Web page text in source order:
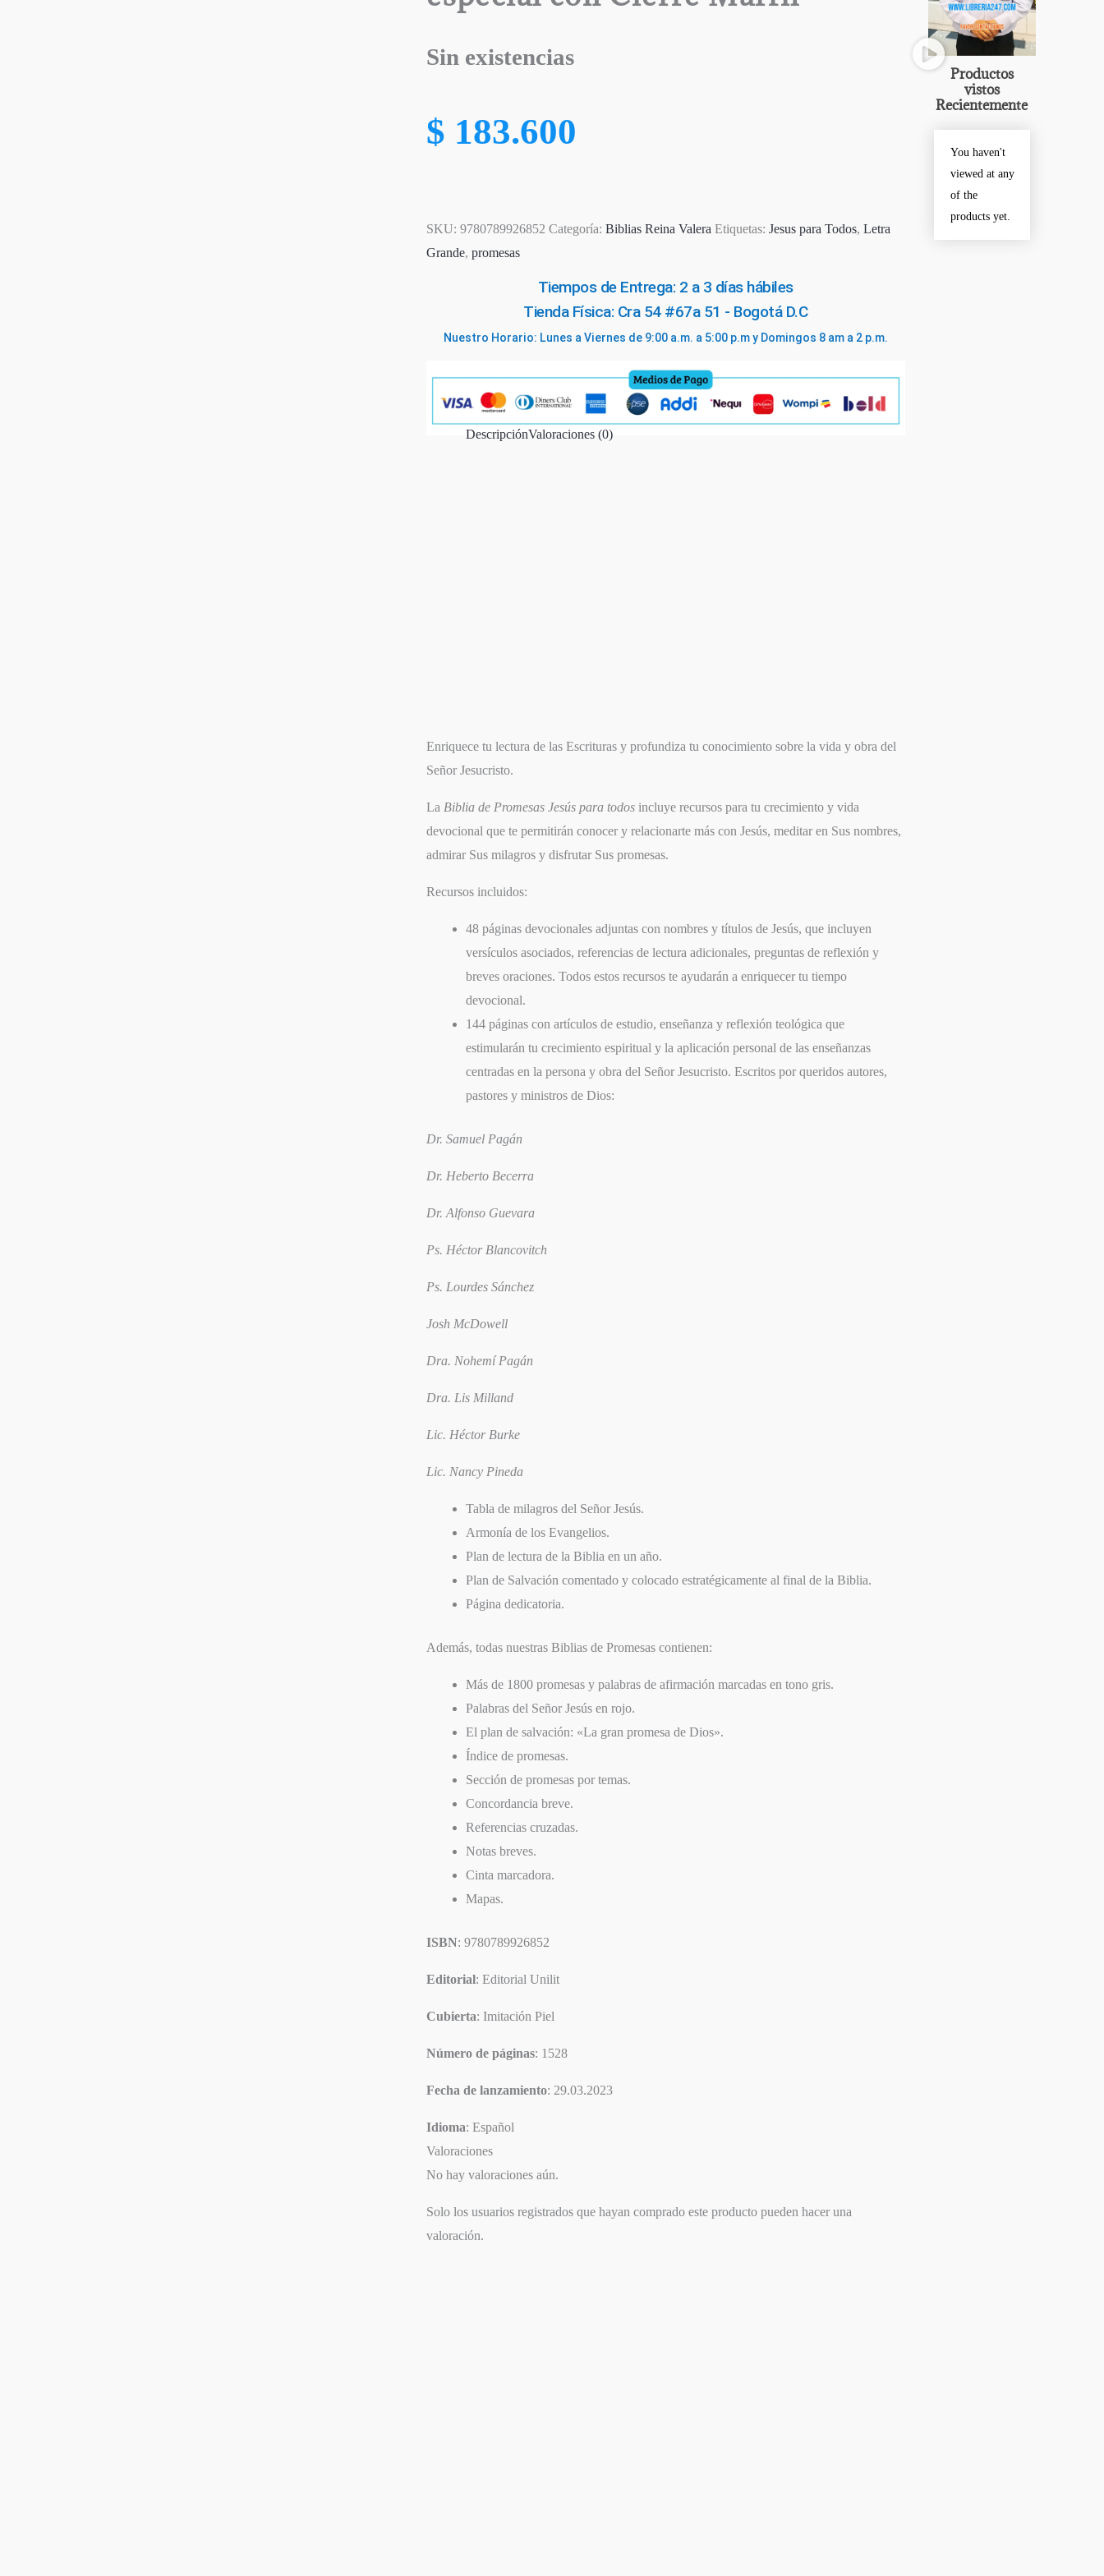
Sin existencias
$ 183.600
SKU:9780789926852 Categoría:Biblias Reina Valera Etiquetas:Jesus para Todos,Letra
Grande,promesas
Tiempos de Entrega: 2 a 3 días hábiles
Tienda Física: Cra 54 #67a 51 - Bogotá D.C
Nuestro Horario: Lunes a Viernes de 9:00 a.m. a 5:00 p.m y Domingos 8 am a 2 p.m.
DescripciónValoraciones (0)
Enriquece tu lectura de las Escrituras y profundiza tu conocimiento sobre la vida y obra del
Señor Jesucristo.
La Biblia de Promesas Jesús para todos incluye recursos para tu crecimiento y vida
devocional que te permitirán conocer y relacionarte más con Jesús, meditar en Sus nombres,
admirar Sus milagros y disfrutar Sus promesas.
Recursos incluidos:
48 páginas devocionales adjuntas con nombres y títulos de Jesús, que incluyen
versículos asociados, referencias de lectura adicionales, preguntas de reflexión y
breves oraciones. Todos estos recursos te ayudarán a enriquecer tu tiempo
devocional.
144 páginas con artículos de estudio, enseñanza y reflexión teológica que
estimularán tu crecimiento espiritual y la aplicación personal de las enseñanzas
centradas en la persona y obra del Señor Jesucristo. Escritos por queridos autores,
pastores y ministros de Dios:
Dr. Samuel Pagán
Dr. Heberto Becerra
Dr. Alfonso Guevara
Ps. Héctor Blancovitch
Ps. Lourdes Sánchez
Josh McDowell
Dra. Nohemí Pagán
Dra. Lis Milland
Lic. Héctor Burke
Lic. Nancy Pineda
Tabla de milagros del Señor Jesús.
Armonía de los Evangelios.
Plan de lectura de la Biblia en un año.
Plan de Salvación comentado y colocado estratégicamente al final de la Biblia.
Página dedicatoria.
Además, todas nuestras Biblias de Promesas contienen:
Más de 1800 promesas y palabras de afirmación marcadas en tono gris.
Palabras del Señor Jesús en rojo.
El plan de salvación: «La gran promesa de Dios».
Índice de promesas.
Sección de promesas por temas.
Concordancia breve.
Referencias cruzadas.
Notas breves.
Cinta marcadora.
Mapas.
ISBN: 9780789926852
Editorial: Editorial Unilit
Cubierta: Imitación Piel
Número de páginas: 1528
Fecha de lanzamiento: 29.03.2023
Idioma: Español
Valoraciones
No hay valoraciones aún.
Solo los usuarios registrados que hayan comprado este producto pueden hacer una
valoración.
Productos
vistos
Recientemente
You haven't
viewed at any
of the
products yet.